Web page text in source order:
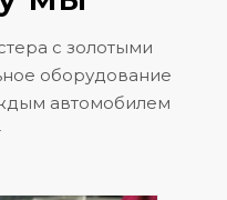
с золотыми
оборудование
автомобилем